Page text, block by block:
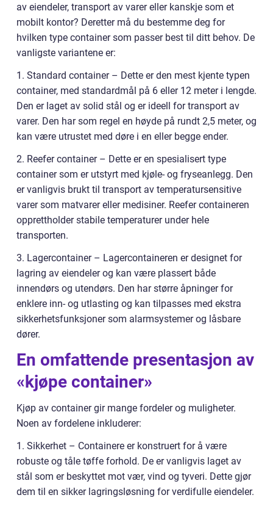
av eiendeler, transport av varer eller kanskje som et
mobilt kontor? Deretter må du bestemme deg for
hvilken type container som passer best til ditt behov. De
vanligste variantene er:
1. Standard container – Dette er den mest kjente typen
container, med standardmål på 6 eller 12 meter i lengde.
Den er laget av solid stål og er ideell for transport av
varer. Den har som regel en høyde på rundt 2,5 meter, og
kan være utrustet med døre i en eller begge ender.
2. Reefer container – Dette er en spesialisert type
container som er utstyrt med kjøle- og fryseanlegg. Den
er vanligvis brukt til transport av temperatursensitive
varer som matvarer eller medisiner. Reefer containeren
opprettholder stabile temperaturer under hele
transporten.
3. Lagercontainer – Lagercontaineren er designet for
lagring av eiendeler og kan være plassert både
innendørs og utendørs. Den har større åpninger for
enklere inn- og utlasting og kan tilpasses med ekstra
sikkerhetsfunksjoner som alarmsystemer og låsbare
dører.
En omfattende presentasjon av
«kjøpe container»
Kjøp av container gir mange fordeler og muligheter.
Noen av fordelene inkluderer:
1. Sikkerhet – Containere er konstruert for å være
robuste og tåle tøffe forhold. De er vanligvis laget av
stål som er beskyttet mot vær, vind og tyveri. Dette gjør
dem til en sikker lagringsløsning for verdifulle eiendeler.